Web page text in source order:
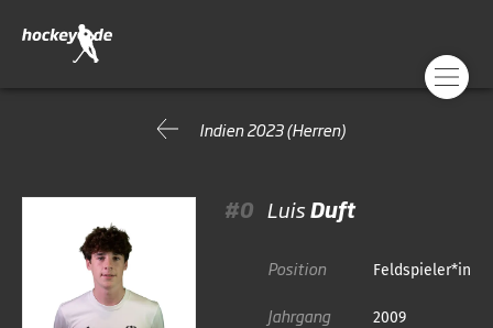
Indien 2023 (Herren)
#0 LuisDuft
Position Feldspieler*in
Jahrgang 2009